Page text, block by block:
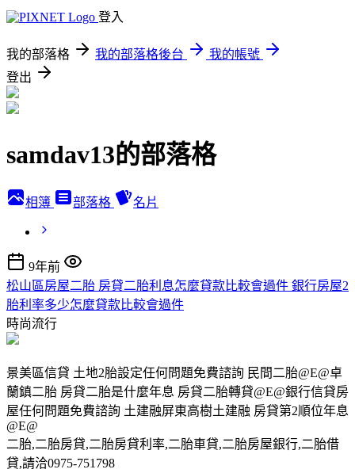
登入
我的部落格 我的部落格後台
我的帳號
登出
samdav13的部落格
相簿 部落格 名片
9年前
松山區房屋二胎 房貸二胎利息怎麼貸款比較會過件 銀行房屋2
胎利率多少怎麼貸款比較會過件
時尚流行
景美區信貸 土地2胎設定任何問題免費諮詢 民間二胎@E@卓
蘭鎮二胎 房貸二胎是什麼年息 房貸二胎轉貸@E@銀行信貸房
屋任何問題免費諮詢 土建融屏東高樹土建融 房貸第2順位年息
@E@
二胎,二胎房貸,二胎房貸利率,二胎車貸,二胎房屋銀行,二胎借
貸,請洽0975-751798